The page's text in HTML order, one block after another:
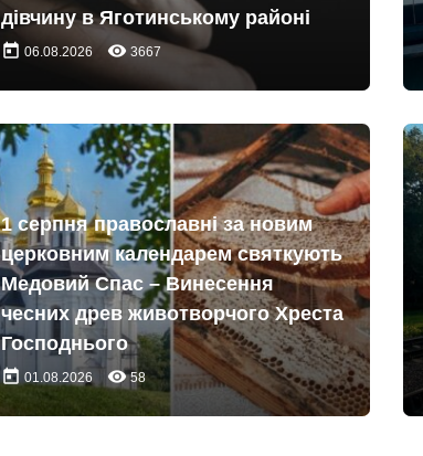
дівчину в Яготинському районі
today 06.08.2026 remove_red_eye 3667
1 серпня православні за новим
церковним календарем святкують
Медовий Спас – Винесення
чесних древ животворчого Хреста
Господнього
today 01.08.2026 remove_red_eye58